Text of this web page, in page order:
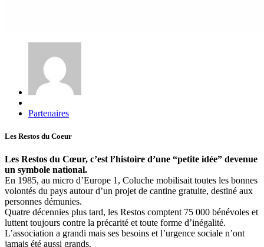
Partenaires
Les Restos du Coeur
Les Restos du Cœur, c’est l’histoire d’une “petite idée” devenue
un symbole national.
En 1985, au micro d’Europe 1, Coluche mobilisait toutes les bonnes
volontés du pays autour d’un projet de cantine gratuite, destiné aux
personnes démunies.
Quatre décennies plus tard, les Restos comptent 75 000 bénévoles et
luttent toujours contre la précarité et toute forme d’inégalité.
L’association a grandi mais ses besoins et l’urgence sociale n’ont
jamais été aussi grands.